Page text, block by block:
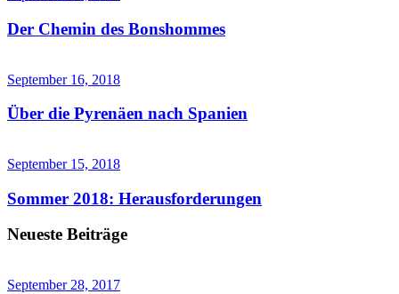
Der Chemin des Bonshommes
September 16, 2018
Über die Pyrenäen nach Spanien
September 15, 2018
Sommer 2018: Herausforderungen
Neueste Beiträge
September 28, 2017